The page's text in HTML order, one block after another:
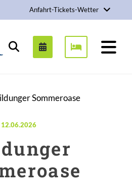
Anfahrt-Tickets-Wetter
Stadt Bad Wildungen
Suchen
Sommeroase
Veröffentlicht am:
12.06.2026